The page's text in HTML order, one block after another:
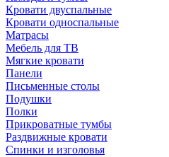
Кровати двуспальные
Кровати односпальные
Матрасы
Мебель для ТВ
Мягкие кровати
Панели
Письменные столы
Подушки
Полки
Прикроватные тумбы
Раздвижные кровати
Спинки и изголовья